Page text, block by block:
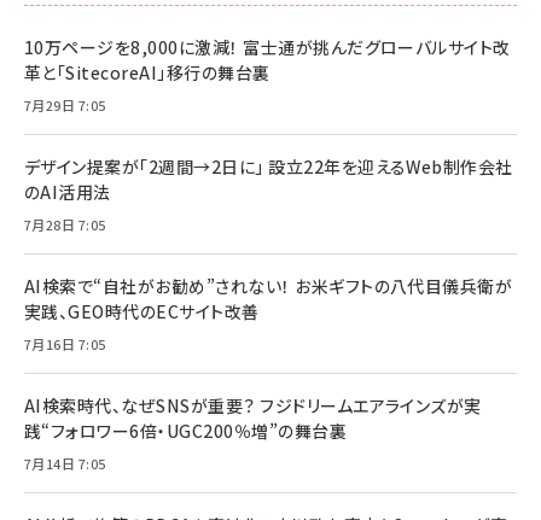
10万ページを8,000に激減！ 富士通が挑んだグローバルサイト改
革と「SitecoreAI」移行の舞台裏
7月29日 7:05
デザイン提案が「2週間→2日に」 設立22年を迎えるWeb制作会社
のAI活用法
7月28日 7:05
AI検索で“自社がお勧め”されない！ お米ギフトの八代目儀兵衛が
実践、GEO時代のECサイト改善
7月16日 7:05
AI検索時代、なぜSNSが重要？ フジドリームエアラインズが実
践“フォロワー6倍・UGC200％増”の舞台裏
7月14日 7:05